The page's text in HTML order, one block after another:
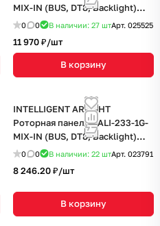
MIX-IN (BUS, DT8, Backlight)
(IARL, -)
0 0 В наличии: 27 штАрт. 025525
11 970 ₽/шт
В корзину
INTELLIGENT ARLIGHT
Роторная панель DALI-233-1G-
MIX-IN (BUS, DT8, Backlight)
(Arlight, -)
0 0 В наличии: 22 штАрт. 023791
8 246.20 ₽/шт
В корзину